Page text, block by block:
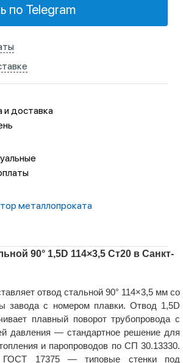
по Telegram
и доставка
металлопроката
90° 1,5D 114×3,5 Ст20 в Санкт-
отвод стальной 90° 114×3,5 мм со
завода с номером плавки. Отвод 1,5D
плавный поворот трубопровода с
давления — стандартное решение для
и паропроводов по СП 30.13330.
17375 — типовые стенки под